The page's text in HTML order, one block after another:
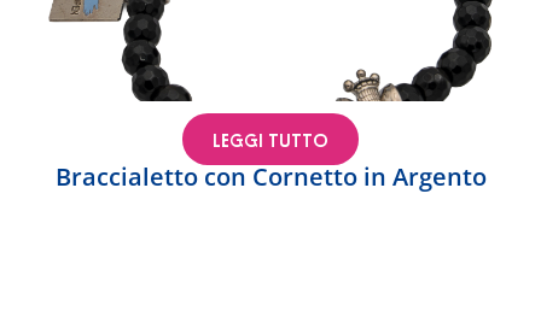
Braccialetto con Cornetto in Argento
LEGGI TUTTO